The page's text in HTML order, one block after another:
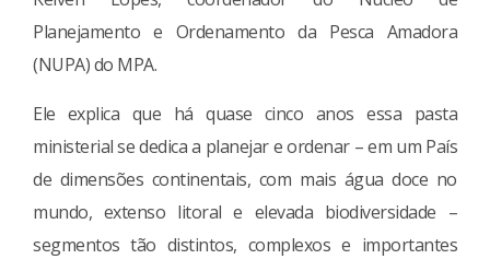
Planejamento e Ordenamento da Pesca Amadora
(NUPA) do MPA.
Ele explica que há quase cinco anos essa pasta
ministerial se dedica a planejar e ordenar – em um País
de dimensões continentais, com mais água doce no
mundo, extenso litoral e elevada biodiversidade –
segmentos tão distintos, complexos e importantes